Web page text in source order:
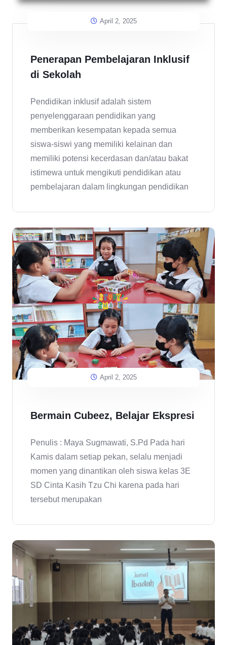
April 2, 2025
Penerapan Pembelajaran Inklusif
di Sekolah
Pendidikan inklusif adalah sistem
penyelenggaraan pendidikan yang
memberikan kesempatan kepada semua
siswa-siswi yang memiliki kelainan dan
memiliki potensi kecerdasan dan/atau bakat
istimewa untuk mengikuti pendidikan atau
pembelajaran dalam lingkungan pendidikan
April 2, 2025
Bermain Cubeez, Belajar Ekspresi
Penulis : Maya Sugmawati, S.Pd Pada hari
Kamis dalam setiap pekan, selalu menjadi
momen yang dinantikan oleh siswa kelas 3E
SD Cinta Kasih Tzu Chi karena pada hari
tersebut merupakan